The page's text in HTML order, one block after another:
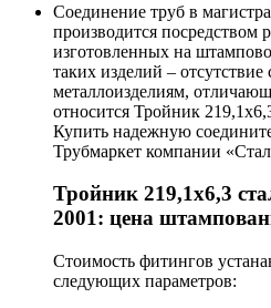
Соединение труб в
производится посредством
изготовленных на
таких изделий –
металлоизделиям,
относится Тройник
Купить надежную
Трубмаркет компании
Тройник 219,1х6,3
2001: цена
Стоимость фитингов
следующих параметров: